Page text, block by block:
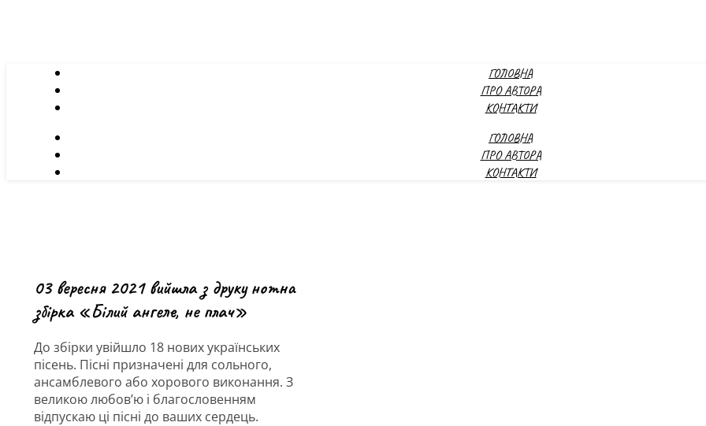
ГОЛОВНА
ПРО АВТОРА
КОНТАКТИ
ГОЛОВНА
ПРО АВТОРА
КОНТАКТИ
03 вересня 2021 вийшла з друку нотна
збірка «Білий ангеле, не плач»
До збірки увійшло 18 нових українських
пісень. Пісні призначені для сольного,
ансамблевого або хорового виконання. З
великою любов’ю і благословенням
відпускаю ці пісні до ваших сердець.